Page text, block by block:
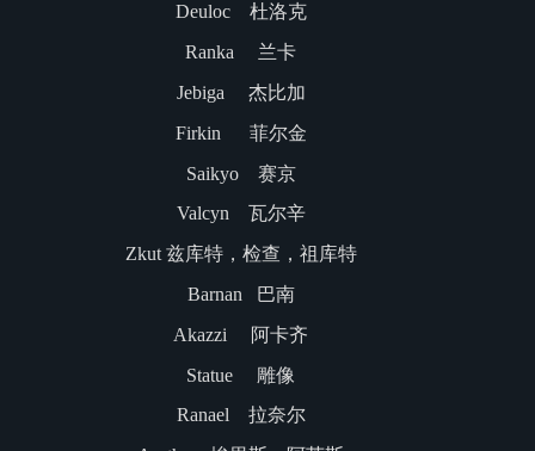
Deuloc 杜洛克
Ranka 兰卡
Jebiga 杰比加
Firkin 菲尔金
Saikyo 赛京
Valcyn 瓦尔辛
Zkut 兹库特，检查，祖库特
Barnan 巴南
Akazzi 阿卡齐
Statue 雕像
Ranael 拉奈尔